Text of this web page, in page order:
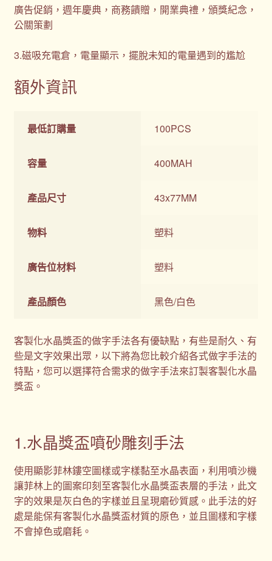
廣告促銷，週年慶典，商務饋贈，開業典禮，頒獎紀念，
公關策劃
3.磁吸充電倉，電量顯示，擺脫未知的電量遇到的尷尬
額外資訊
最低訂購量 100PCS
容量 400MAH
產品尺寸 43x77MM
物料 塑料
廣告位材料 塑料
產品顏色 黑色/白色
客製化水晶獎盃的做字手法各有優缺點，有些是耐久、有
些是文字效果出眾，以下將為您比較介紹各式做字手法的
特點，您可以選擇符合需求的做字手法來訂製客製化水晶
獎盃。
1.水晶獎盃噴砂雕刻手法
使用顯影菲林鏤空圖樣或字樣黏至水晶表面，利用噴沙機
讓菲林上的圖案印刻至客製化水晶獎盃表層的手法，此文
字的效果是灰白色的字樣並且呈現磨砂質感。此手法的好
處是能保有客製化水晶獎盃材質的原色，並且圖樣和字樣
不會掉色或磨耗。